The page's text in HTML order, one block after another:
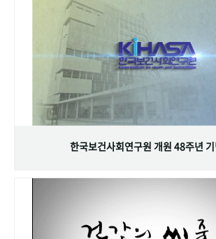
한국보건사회연구원 개원 48주년